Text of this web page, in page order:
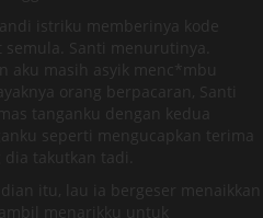
istriku memberinya kode
Santi menurutinya.
aku masih asyik menc*mbu
orang berpacaran, Santi
tanganku dengan kedua
seperti mengucapkan terima
takutkan tadi.
itu, lau ia bergeser menaikkan
menarikku untuk